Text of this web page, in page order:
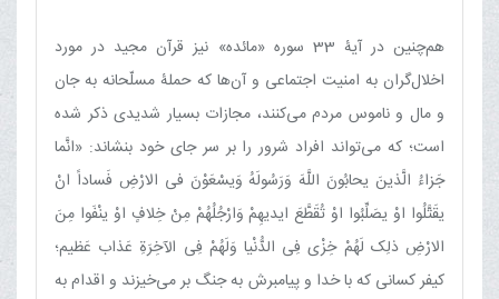
هم‌چنین در آیۀ 33 سوره‏ «مائده» نیز قرآن مجید در مورد
اخلال‌گران به امنیت‏ اجتماعی و آن‌ها که حملۀ مسلّحانه به جان
و مال و ناموس مردم می‌کنند، مجازات بسیار شدیدی ذکر شده
است؛ که می‌تواند افراد شرور را بر سر جای خود بنشاند: «انَّما
جَزاءُ الَّذینَ یحابُونَ اللَّهَ وَرَسُولَهُ وَیسْعَوْنَ فی الارْضِ فَساداً انْ
یقَتَّلُوا اوْ یصَلِّبُوا اوْ تُقَطَّعَ ایدیهِمْ وَارْجُلُهُمْ مِنْ خِلافٍ اوْ ینْفَوا مِنَ
الارْضِ ذلِک لَهُمْ خِزْی فِی الدُّنْیا وَلَهُمْ فِی الآخِرَةِ عَذاب عَظیم‏؛
کیفر کسانی که با خدا و پیامبرش به جنگ بر می‌خیزند و اقدام به